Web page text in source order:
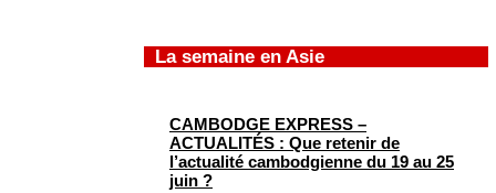
La semaine en Asie
CAMBODGE EXPRESS –
ACTUALITÉS : Que retenir de
l’actualité cambodgienne du 19 au 25
juin ?